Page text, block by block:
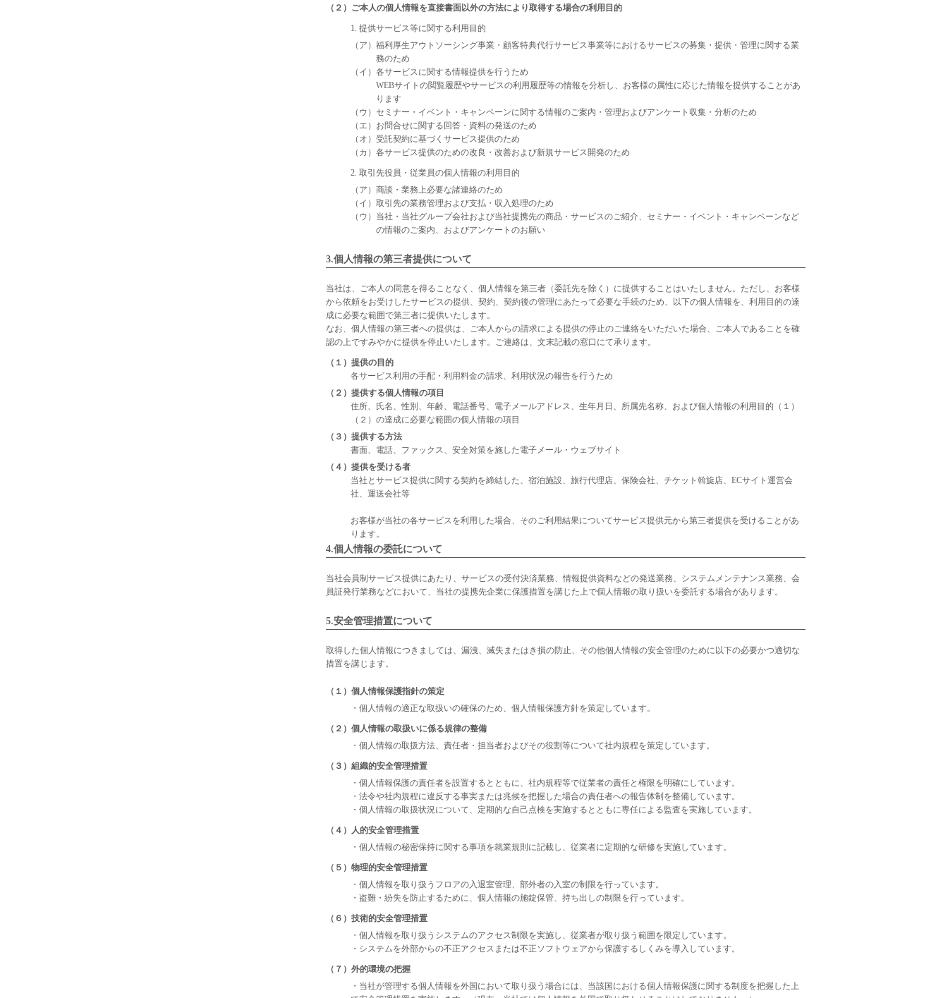
（２）ご本人の個人情報を直接書面以外の方法により取得する場合の利用目的
1. 提供サービス等に関する利用目的
（ア）福利厚生アウトソーシング事業・顧客特典代行サービス事業等におけるサービスの募集・提供・管理に関する業
務のため
（イ）各サービスに関する情報提供を行うため
WEBサイトの閲覧履歴やサービスの利用履歴等の情報を分析し、お客様の属性に応じた情報を提供することがあ
ります
（ウ）セミナー・イベント・キャンペーンに関する情報のご案内・管理およびアンケート収集・分析のため
（エ）お問合せに関する回答・資料の発送のため
（オ）受託契約に基づくサービス提供のため
（カ）各サービス提供のための改良・改善および新規サービス開発のため
2. 取引先役員・従業員の個人情報の利用目的
（ア）商談・業務上必要な諸連絡のため
（イ）取引先の業務管理および支払・収入処理のため
（ウ）当社・当社グループ会社および当社提携先の商品・サービスのご紹介、セミナー・イベント・キャンペーンなど
の情報のご案内、およびアンケートのお願い
3.個人情報の第三者提供について
当社は、ご本人の同意を得ることなく、個人情報を第三者（委託先を除く）に提供することはいたしません。ただし、お客様
から依頼をお受けしたサービスの提供、契約、契約後の管理にあたって必要な手続のため、以下の個人情報を、利用目的の達
成に必要な範囲で第三者に提供いたします。
なお、個人情報の第三者への提供は、ご本人からの請求による提供の停止のご連絡をいただいた場合、ご本人であることを確
認の上ですみやかに提供を停止いたします。ご連絡は、文末記載の窓口にて承ります。
（１）提供の目的
各サービス利用の手配・利用料金の請求、利用状況の報告を行うため
（２）提供する個人情報の項目
住所、氏名、性別、年齢、電話番号、電子メールアドレス、生年月日、所属先名称、および個人情報の利用目的（１）
（２）の達成に必要な範囲の個人情報の項目
（３）提供する方法
書面、電話、ファックス、安全対策を施した電子メール・ウェブサイト
（４）提供を受ける者
当社とサービス提供に関する契約を締結した、宿泊施設、旅行代理店、保険会社、チケット斡旋店、ECサイト運営会
社、運送会社等
お客様が当社の各サービスを利用した場合、そのご利用結果についてサービス提供元から第三者提供を受けることがあ
ります。
4.個人情報の委託について
当社会員制サービス提供にあたり、サービスの受付決済業務、情報提供資料などの発送業務、システムメンテナンス業務、会
員証発行業務などにおいて、当社の提携先企業に保護措置を講じた上で個人情報の取り扱いを委託する場合があります。
5.安全管理措置について
取得した個人情報につきましては、漏洩、滅失またはき損の防止、その他個人情報の安全管理のために以下の必要かつ適切な
措置を講じます。
（１）個人情報保護指針の策定
・個人情報の適正な取扱いの確保のため、個人情報保護方針を策定しています。
（２）個人情報の取扱いに係る規律の整備
・個人情報の取扱方法、責任者・担当者およびその役割等について社内規程を策定しています。
（３）組織的安全管理措置
・個人情報保護の責任者を設置するとともに、社内規程等で従業者の責任と権限を明確にしています。
・法令や社内規程に違反する事実または兆候を把握した場合の責任者への報告体制を整備しています。
・個人情報の取扱状況について、定期的な自己点検を実施するとともに専任による監査を実施しています。
（４）人的安全管理措置
・個人情報の秘密保持に関する事項を就業規則に記載し、従業者に定期的な研修を実施しています。
（５）物理的安全管理措置
・個人情報を取り扱うフロアの入退室管理、部外者の入室の制限を行っています。
・盗難・紛失を防止するために、個人情報の施錠保管、持ち出しの制限を行っています。
（６）技術的安全管理措置
・個人情報を取り扱うシステムのアクセス制限を実施し、従業者が取り扱う範囲を限定しています。
・システムを外部からの不正アクセスまたは不正ソフトウェアから保護するしくみを導入しています。
（７）外的環境の把握
・当社が管理する個人情報を外国において取り扱う場合には、当該国における個人情報保護に関する制度を把握した上